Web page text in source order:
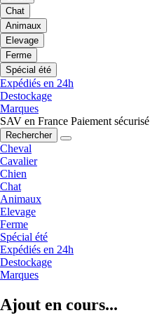
Chat
Animaux
Elevage
Ferme
Spécial été
Expédiés en 24h
Destockage
Marques
SAV en France Paiement sécurisé
Rechercher
Cheval
Cavalier
Chien
Chat
Animaux
Elevage
Ferme
Spécial été
Expédiés en 24h
Destockage
Marques
Ajout en cours...